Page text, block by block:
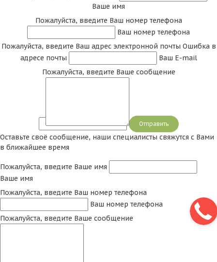
Ваше имя
Пожалуйста, введите Ваш номер телефона
Ваш номер телефона
Пожалуйста, введите Ваш адрес электронной почты Ошибка в
адресе почты
Ваш E-mail
Пожалуйста, введите Ваше сообщение
Сообщение
Оставьте своё сообщение, наши специалисты свяжутся с Вами
в ближайшее время
Пожалуйста, введите Ваше имя
Ваше имя
Пожалуйста, введите Ваш номер телефона
Ваш номер телефона
Пожалуйста, введите Ваше сообщение